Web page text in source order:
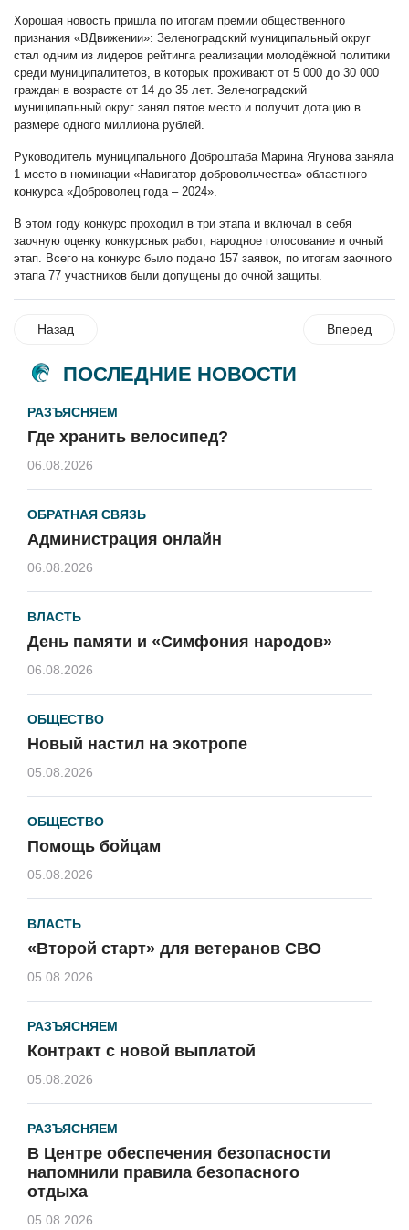
Хорошая новость пришла по итогам премии общественного
признания «ВДвижении»: Зеленоградский муниципальный округ
стал одним из лидеров рейтинга реализации молодёжной политики
среди муниципалитетов, в которых проживают от 5 000 до 30 000
граждан в возрасте от 14 до 35 лет. Зеленоградский
муниципальный округ занял пятое место и получит дотацию в
размере одного миллиона рублей.
Руководитель муниципального Доброштаба Марина Ягунова заняла
1 место в номинации «Навигатор добровольчества» областного
конкурса «Доброволец года – 2024».
В этом году конкурс проходил в три этапа и включал в себя
заочную оценку конкурсных работ, народное голосование и очный
этап. Всего на конкурс было подано 157 заявок, по итогам заочного
этапа 77 участников были допущены до очной защиты.
Назад Вперед
ПОСЛЕДНИЕ НОВОСТИ
РАЗЪЯСНЯЕМ
Где хранить велосипед?
06.08.2026
ОБРАТНАЯ СВЯЗЬ
Администрация онлайн
06.08.2026
ВЛАСТЬ
День памяти и «Симфония народов»
06.08.2026
ОБЩЕСТВО
Новый настил на экотропе
05.08.2026
ОБЩЕСТВО
Помощь бойцам
05.08.2026
ВЛАСТЬ
«Второй старт» для ветеранов СВО
05.08.2026
РАЗЪЯСНЯЕМ
Контракт с новой выплатой
05.08.2026
РАЗЪЯСНЯЕМ
В Центре обеспечения безопасности
напомнили правила безопасного
отдыха
05.08.2026